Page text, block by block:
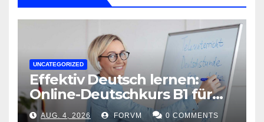
UNCATEGORIZED
Effektiv Deutsch lernen:
Online-Deutschkurs B1 für
flexible Lernerfolge
AUG. 4, 2026 FORVM 0 COMMENTS